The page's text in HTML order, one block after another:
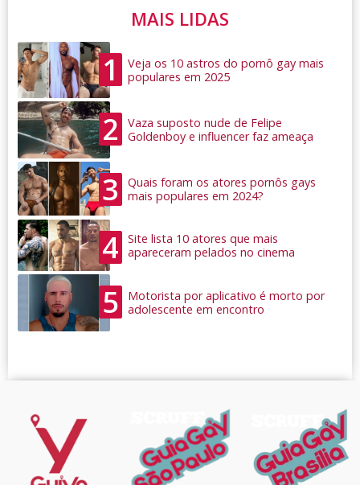
MAIS LIDAS
1
Veja os 10 astros do pornô gay mais
populares em 2025
2
Vaza suposto nude de Felipe
Goldenboy e influencer faz ameaça
3
Quais foram os atores pornôs gays
mais populares em 2024?
4
Site lista 10 atores que mais
apareceram pelados no cinema
5
Motorista por aplicativo é morto por
adolescente em encontro